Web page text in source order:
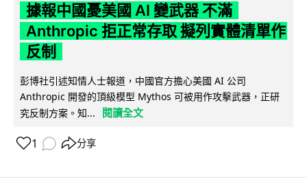
據報中國憂美國 AI 變武器 不滿
Anthropic 拒正常存取 擬列實體清單作
反制
彭博社引述知情人士報道，中國官方擔心美國 AI 公司
Anthropic 開發的頂級模型 Mythos 可被用作攻擊武器，正研
究反制方案。知...
閱讀全文
1 分享